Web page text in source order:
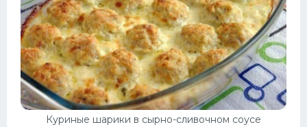
Куриные шарики в сырно-сливочном соусе